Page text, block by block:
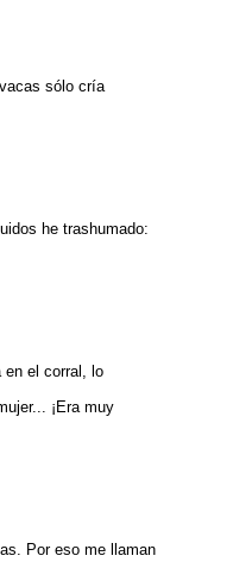
sólo cría
he trashumado:
en el corral, lo
¡Era muy
Por eso me llaman